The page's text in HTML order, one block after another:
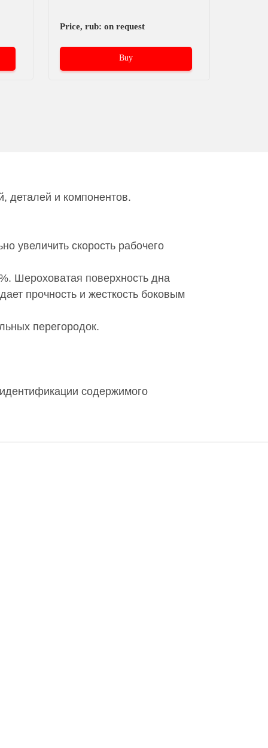
Price, rub: on request
Buy
деталей и компонентов.
увеличить скорость рабочего
Шероховатая поверхность дна
прочность и жесткость боковым
перегородок.
содержимого